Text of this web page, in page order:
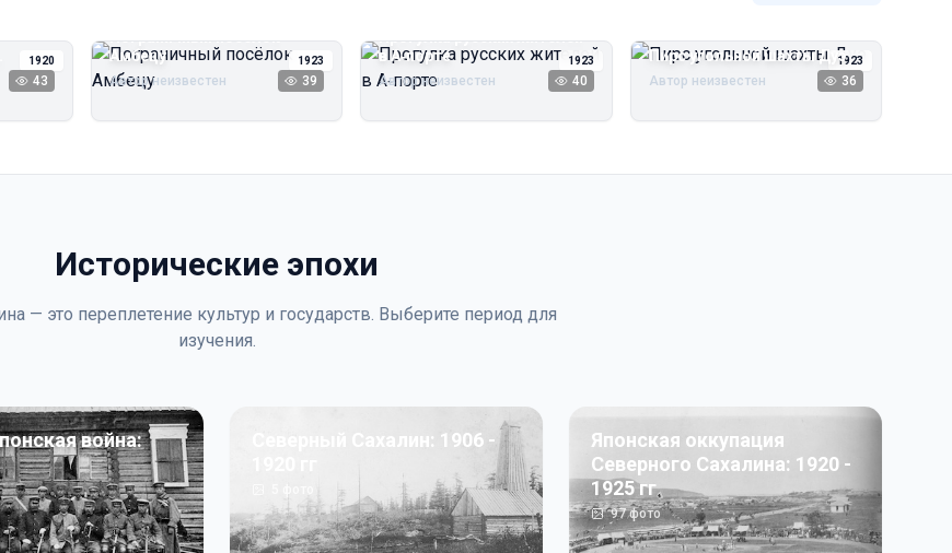
1920
43
1923
Пограничный посёлок
Амбецу
Автор неизвестен 39
1923
Прогулка русских жителей
в А‑порте
Автор неизвестен 40
1923
Пирс угольной шахты Дуэ
Автор неизвестен 36
Исторические эпохи
— это переплетение культур и государств. Выберите период для
изучения.
война:
Северный Сахалин: 1906 -
Японская оккупация
Северного Сахалина: 1920 -
1925 гг
97фото